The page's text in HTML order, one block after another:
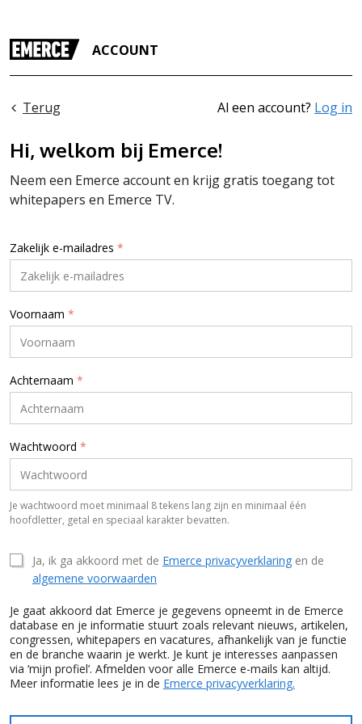
ACCOUNT
Terug Al een account? Log in
Hi, welkom bij Emerce!
Neem een Emerce account en krijg gratis toegang tot
whitepapers en Emerce TV.
Zakelijk e-mailadres *
Voornaam *
Achternaam *
Wachtwoord *
Je wachtwoord moet minimaal 8 tekens lang zijn en minimaal één
hoofdletter, getal en speciaal karakter bevatten.
Ja, ik ga akkoord met de Emerce privacyverklaring en de
algemene voorwaarden
Je gaat akkoord dat Emerce je gegevens opneemt in de Emerce
database en je informatie stuurt zoals relevant nieuws, artikelen,
congressen, whitepapers en vacatures, afhankelijk van je functie
en de branche waarin je werkt. Je kunt je interesses aanpassen
via ‘mijn profiel’. Afmelden voor alle Emerce e-mails kan altijd.
Meer informatie lees je in de Emerce privacyverklaring.